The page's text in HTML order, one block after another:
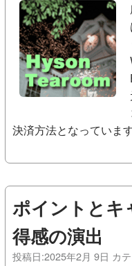
決済方法となっていま
ポイントとキ
得感の演出
投稿日:2025年2月 9日 カ